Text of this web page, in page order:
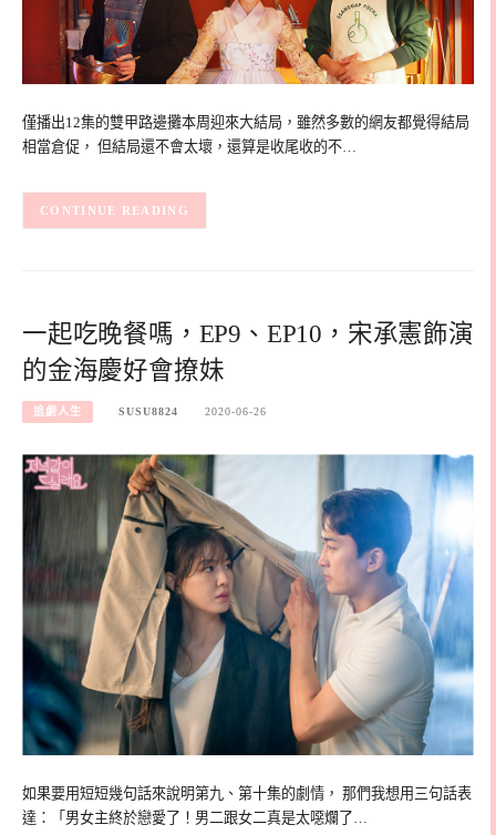
僅播出12集的雙甲路邊攤本周迎來大結局，雖然多數的網友都覺得結局
相當倉促， 但結局還不會太壞，還算是收尾收的不…
CONTINUE READING
一起吃晚餐嗎，EP9、EP10，宋承憲飾演
的金海慶好會撩妹
追劇人生 SUSU8824 2020-06-26
如果要用短短幾句話來說明第九、第十集的劇情， 那們我想用三句話表
達：「男女主終於戀愛了！男二跟女二真是太噁爛了…